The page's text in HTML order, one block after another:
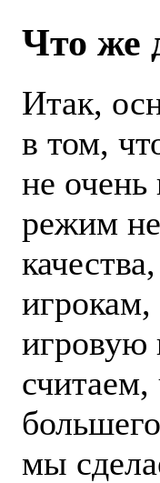
Что же
Итак,
в том,
не
режим не
игрокам,
считаем,
мы